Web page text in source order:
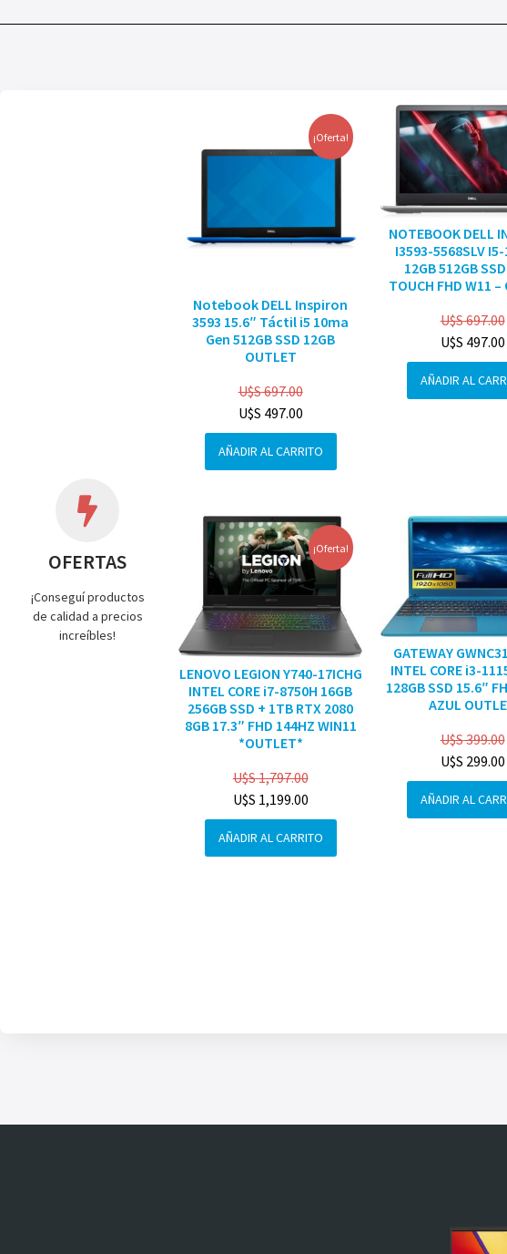
OFERTAS
¡Conseguí productos
de calidad a precios
increíbles!
¡Oferta!
Notebook DELL Inspiron
3593 15.6″ Táctil i5 10ma
Gen 512GB SSD 12GB
OUTLET
U$S697.00
U$S 497.00
AÑADIR AL CARRITO
NOTEBOOK DELL
I3593-5568SLV
12GB 512GB
TOUCH FHD W11 –
U$S697.00
U$S 497.00
AÑADIR AL
¡Oferta!
LENOVO LEGION Y740-17ICHG
INTEL CORE i7-8750H 16GB
256GB SSD + 1TB RTX 2080
8GB 17.3″ FHD 144HZ WIN11
*OUTLET*
U$S1,797.00
U$S 1,199.00
AÑADIR AL CARRITO
GATEWAY
INTEL CORE i3-
128GB SSD 15.6″
AZUL
U$S399.00
U$S 299.00
AÑADIR AL